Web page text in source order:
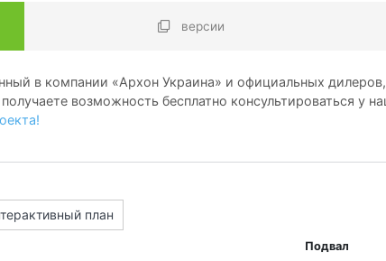
версии
в компании «Архон Украина» и официальных
возможность бесплатно консультироваться у
план
Подвал